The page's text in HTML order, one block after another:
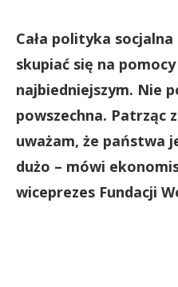
Cała polityka
skupiać się na
najbiedniejszym. Nie
powszechna. Patrząc
uważam, że państwa
dużo – mówi
wiceprezes Fundacji